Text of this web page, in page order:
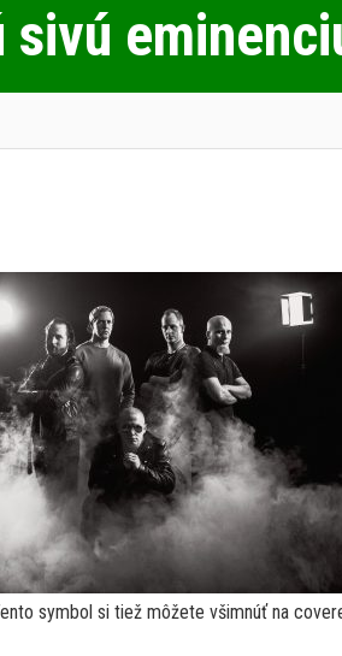
sivú
symbol si tiež môžete všimnúť na